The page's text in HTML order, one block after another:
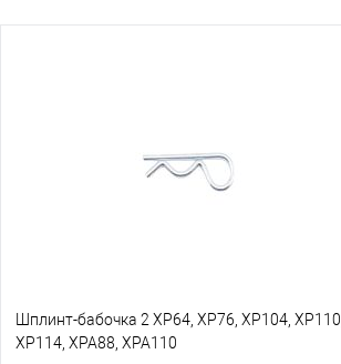
Шплинт-бабочка 2 XP64, XP76, XP104, XP110,
XP114, XPA88, XPA110